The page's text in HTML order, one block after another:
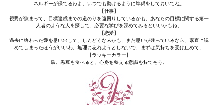
ネルギーが保てるわよ。いつでも動けるように準備をしておいてね。
【仕事】
視野が狭まって、目標達成までの道のりを遠回りしているかも。あなたの目標に関する第一
人者のような人を探して、必要な学びを深めてみるといいかもね。
【恋愛】
過去に終わった愛を思い出して、しんどくなるかも。まだ思いが残っているなら、素直に認
めてしまったほうがいいわ。無理に忘れようとしないで、まずは気持ちを受け止めて。
【ラッキーカラー】
黒。黒豆を食べると、心身を整える意識を持てそう。